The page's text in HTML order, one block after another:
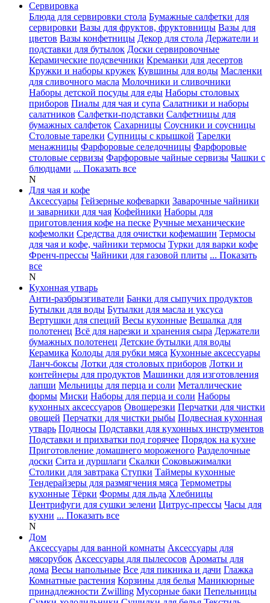
Сервировка
Блюда для сервировки стола Бумажные салфетки для
сервировки Вазы для фруктов, фруктовницы Вазы для
цветов Вазы конфетницы Декор для стола Держатели и
подставки для бутылок Доски сервировочные
Керамические подсвечники Креманки для десертов
Кружки и наборы кружек Кувшины для воды Масленки
для сливочного масла Молочники и сливочники
Наборы детской посуды для еды Наборы столовых
приборов Пиалы для чая и супа Салатники и наборы
салатников Салфетки-подставки Салфетницы для
бумажных салфеток Сахарницы Соусники и соусницы
Столовые тарелки Супницы с крышкой Тарелки
менажницы Фарфоровые селедочницы Фарфоровые
столовые сервизы Фарфоровые чайные сервизы Чашки с
блюдцами ... Показать все
N
Для чая и кофе
Аксессуары Гейзерные кофеварки Заварочные чайники
и заварники для чая Кофейники Наборы для
приготовления кофе на песке Ручные механические
кофемолки Средства для очистки кофемашин Термосы
для чая и кофе, чайники термосы Турки для варки кофе
Френч-прессы Чайники для газовой плиты ... Показать
все
N
Кухонная утварь
Анти-разбрызгиватели Банки для сыпучих продуктов
Бутылки для воды Бутылки для масла и уксуса
Вертушки для специй Весы кухонные Вешалка для
полотенец Всё для нарезки и хранения сыра Держатели
бумажных полотенец Детские бутылки для воды
Керамика Колоды для рубки мяса Кухонные аксессуары
Ланч-боксы Лотки для столовых приборов Лотки и
контейнеры для продуктов Машинки для изготовления
лапши Мельницы для перца и соли Металлические
формы Миски Наборы для перца и соли Наборы
кухонных аксессуаров Овощерезки Перчатки для чистки
овощей Перчатки для чистки рыбы Подвесная кухонная
утварь Подносы Подставки для кухонных инструментов
Подставки и прихватки под горячее Порядок на кухне
Приготовление домашнего мороженого Разделочные
доски Сита и дуршлаги Скалки Соковыжималки
Столики для завтрака Ступки Таймеры кухонные
Тендерайзеры для размягчения мяса Термометры
кухонные Тёрки Формы для льда Хлебницы
Центрифуги для сушки зелени Цитрус-прессы Часы для
кухни ... Показать все
N
Дом
Аксессуары для ванной комнаты Аксессуары для
мясорубок Аксессуары для пылесосов Ароматы для
дома Весы напольные Все для пикника и дачи Глажка
Комнатные растения Корзины для белья Маникюрные
принадлежности Zwilling Мусорные баки Пепельницы